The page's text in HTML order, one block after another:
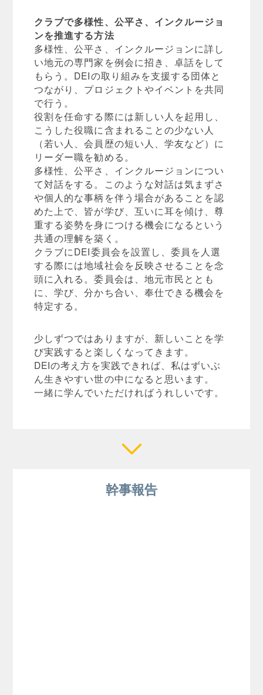
クラブで多様性、公平さ、インクルージョ
ンを推進する方法
多様性、公平さ、インクルージョンに詳し
い地元の専門家を例会に招き、卓話をして
もらう。DEIの取り組みを支援する団体と
つながり、プロジェクトやイベントを共同
で行う。
役割を任命する際には新しい人を起用し、
こうした役職に含まれることの少ない人
（若い人、会員歴の短い人、学友など）に
リーダー職を勧める。
多様性、公平さ、インクルージョンについ
て対話をする。このような対話は気まずさ
や個人的な事柄を伴う場合があることを認
めた上で、皆が学び、互いに耳を傾け、尊
重する姿勢を身につける機会になるという
共通の理解を築く。
クラブにDEI委員会を設置し、委員を人選
する際には地域社会を反映させることを念
頭に入れる。委員会は、地元市民ととも
に、学び、分かち合い、奉仕できる機会を
特定する。
少しずつではありますが、新しいことを学
び実践すると楽しくなってきます。
DEIの考え方を実践できれば、私はずいぶ
ん生きやすい世の中になると思います。
一緒に学んでいただければうれしいです。
幹事報告